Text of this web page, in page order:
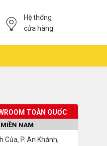
Hệ thống
cửa hàng
TOÀN QUỐC
NAM
Của, P. An Khánh,